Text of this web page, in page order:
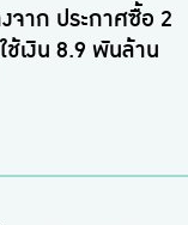
จาก ประกาศซื้อ 2
ช้เงิน 8.9 พันล้าน